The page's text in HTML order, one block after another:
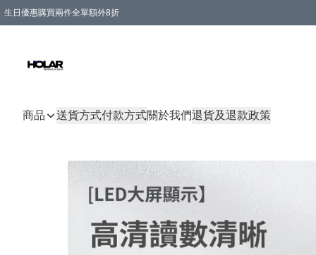
生日優惠購買兩件全單額外8折
商品 送貨方式付款方式關於我們退貨及退款政策